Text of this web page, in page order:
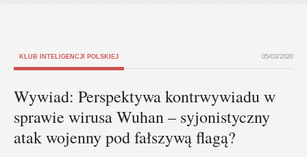
KLUB INTELIGENCJI POLSKIEJ 05/03/2020
Wywiad: Perspektywa kontrwywiadu w
sprawie wirusa Wuhan – syjonistyczny
atak wojenny pod fałszywą flagą?